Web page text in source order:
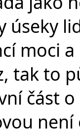
úseky
moci
tak to
část
není